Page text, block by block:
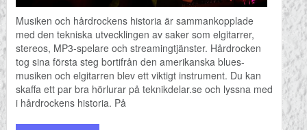
Musiken och hårdrockens historia är sammankopplade
med den tekniska utvecklingen av saker som elgitarrer,
stereos, MP3-spelare och streamingtjänster. Hårdrocken
tog sina första steg bortifrån den amerikanska blues-
musiken och elgitarren blev ett viktigt instrument. Du kan
skaffa ett par bra hörlurar på teknikdelar.se och lyssna med
i hårdrockens historia. På